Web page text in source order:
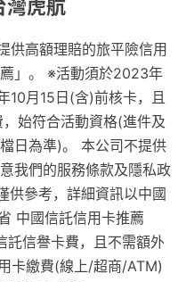
灣虎航
供高額理賠的旅平險信用
」。 ※活動須於2023年
月15日(含)前核卡，且
始符合活動資格(進件及
日為準)。 本公司不提供
我們的服務條款及隱私政
供參考，詳細資訊以中國
中國信託信用卡推薦
託信譽卡費，且不需額外
卡繳費(線上/超商/ATM)